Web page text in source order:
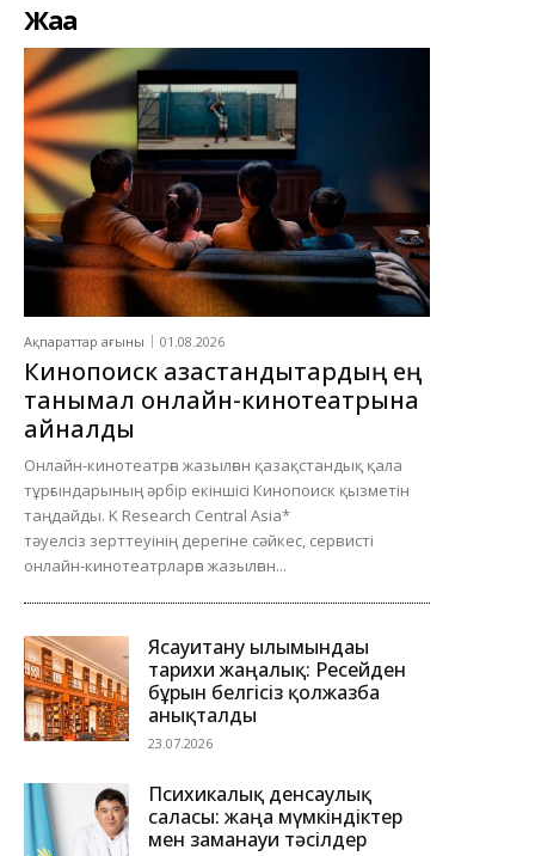
Жаңа
Ақпараттар ағыны 01.08.2026
Кинопоиск қазақстандықтардың ең
танымал онлайн-кинотеатрына
айналды
Онлайн-кинотеатрға жазылған қазақстандық қала
тұрғындарының әрбір екіншісі Кинопоиск қызметін
таңдайды. K Research Central Asia*
тәуелсіз зерттеуінің дерегіне сәйкес, сервисті
онлайн-кинотеатрларға жазылған...
Ясауитану ғылымындағы
тарихи жаңалық: Ресейден
бұрын белгісіз қолжазба
анықталды
23.07.2026
Психикалық денсаулық
саласы: жаңа мүмкіндіктер
мен заманауи тәсілдер